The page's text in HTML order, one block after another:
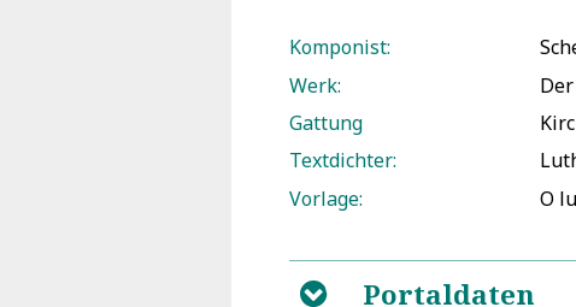
Komponist:
Werk:
Gattung
Textdichter:
Vorlage:
O
B Portaldaten